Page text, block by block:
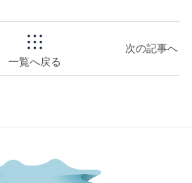
一覧へ戻る
次の記事へ